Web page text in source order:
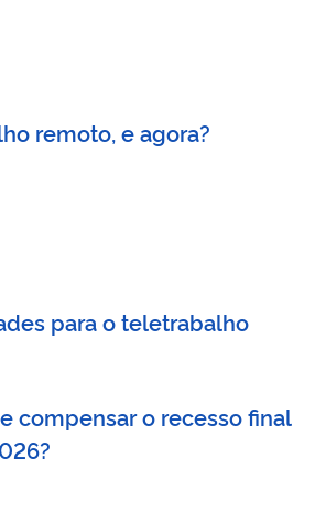
remoto, e agora?
para o teletrabalho
compensar o recesso final